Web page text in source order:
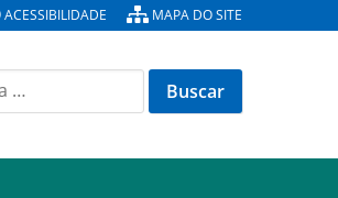
ACESSIBILIDADE MAPA DO SITE